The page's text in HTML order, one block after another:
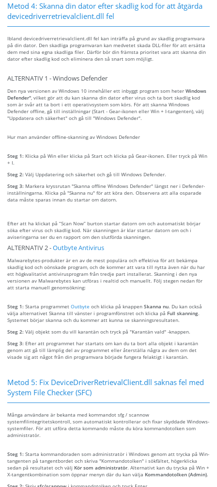
Metod 4: Skanna din dator efter skadlig kod för att åtgärda
devicedriverretrievalclient.dll fel
Ibland devicedriverretrievalclient.dll fel kan inträffa på grund av skadlig programvara
på din dator. Den skadliga programvaran kan medvetet skada DLL-filer för att ersätta
dem med sina egna skadliga filer. Därför bör din främsta prioritet vara att skanna din
dator efter skadlig kod och eliminera den så snart som möjligt.
ALTERNATIV 1 - Windows Defender
Den nya versionen av Windows 10 innehåller ett inbyggt program som heter Windows
Defender" , vilket gör att du kan skanna din dator efter virus och ta bort skadlig kod
som är svår att ta bort i ett operativsystem som körs. För att skanna Windows
Defender offline, gå till inställningar (Start - Gear-ikonen eller Win + I-tangenten), välj
"Uppdatera och säkerhet" och gå till "Windows Defender".
Hur man använder offline-skanning av Windows Defender
Steg 1: Klicka på Win eller klicka på Start och klicka på Gear-ikonen. Eller tryck på Win
+ I.
Steg 2: Välj Uppdatering och säkerhet och gå till Windows Defender.
Steg 3: Markera kryssrutan "Skanna offline Windows Defender" längst ner i Defender-
inställningarna. Klicka på "Skanna nu" för att köra den. Observera att alla osparade
data måste sparas innan du startar om datorn.
Efter att ha klickat på “Scan Now” burton startar datorn om och automatiskt börjar
söka efter virus och skadlig kod. När skanningen är klar startar datorn om och i
aviseringarna ser du en rapport om den slutförda skanningen.
ALTERNATIV 2 -Outbyte Antivirus
Malwarebytes-produkter är en av de mest populära och effektiva för att bekämpa
skadlig kod och oönskade program, och de kommer att vara till nytta även när du har
ett högkvalitativt antivirusprogram från tredje part installerat. Skanning i den nya
versionen av Malwarebytes kan utföras i realtid och manuellt. Följ stegen nedan för
att starta manuell genomsökning:
Steg 1: Starta programmet Outbyte och klicka på knappen Skanna nu. Du kan också
välja alternativet Skanna till vänster i programfönstret och klicka på Full skanning.
Systemet börjar skanna och du kommer att kunna se skanningsresultaten.
Steg 2: Välj objekt som du vill karantän och tryck på "Karantän vald" -knappen.
Steg 3: Efter att programmet har startats om kan du ta bort alla objekt i karantän
genom att gå till lämplig del av programmet eller återställa några av dem om det
visade sig att något från din programvara började fungera felaktigt i karantän.
Metod 5: Fix DeviceDriverRetrievalClient.dll saknas fel med
System File Checker (SFC)
Många användare är bekanta med kommandot sfg / scannow
systemfilintegritetskontroll, som automatiskt kontrollerar och fixar skyddade Windows-
systemfiler. För att utföra detta kommando måste du köra kommandotolken som
administratör.
Steg 1: Starta kommandoraden som administratör i Windows genom att trycka på Win-
tangenten på tangentbordet och skriva "Kommandotolken" i sökfältet, högerklicka
sedan på resultatet och välj Kör som administratör. Alternativt kan du trycka på Win +
X-tangentkombination som öppnar menyn där du kan välja Kommandotolken (Admin).